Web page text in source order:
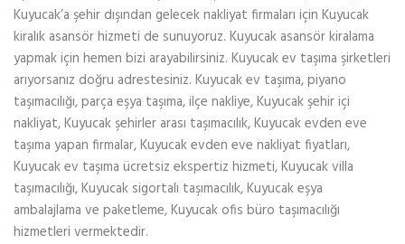
Kuyucak’a şehir dışından gelecek nakliyat firmaları için Kuyucak
kiralık asansör hizmeti de sunuyoruz. Kuyucak asansör kiralama
yapmak için hemen bizi arayabilirsiniz. Kuyucak ev taşıma şirketleri
arıyorsanız doğru adrestesiniz. Kuyucak ev taşıma, piyano
taşımacılığı, parça eşya taşıma, ilçe nakliye, Kuyucak şehir içi
nakliyat, Kuyucak şehirler arası taşımacılık, Kuyucak evden eve
taşıma yapan firmalar, Kuyucak evden eve nakliyat fiyatları,
Kuyucak ev taşıma ücretsiz ekspertiz hizmeti, Kuyucak villa
taşımacılığı, Kuyucak sigortalı taşımacılık, Kuyucak eşya
ambalajlama ve paketleme, Kuyucak ofis büro taşımacılığı
hizmetleri vermektedir.